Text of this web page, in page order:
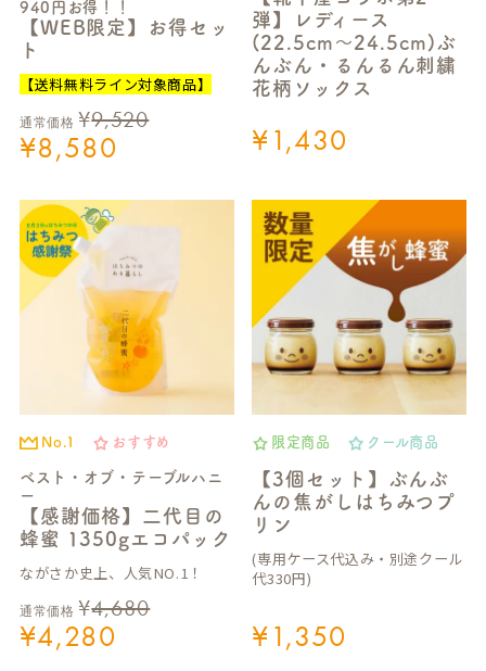
940円お得！！
【WEB限定】お得セッ
ト
【送料無料ライン対象商品】
通常価格 ¥9,520
¥8,580
弾】レディース
(22.5cm～24.5cm)ぶ
んぶん・るんるん刺繍
花柄ソックス
¥1,430
No.1 おすすめ
ベスト・オブ・テーブルハニ
ー
【感謝価格】二代目の
蜂蜜 1350gエコパック
ながさか史上、人気NO.1！
通常価格 ¥4,680
¥4,280
限定商品 クール商品
【3個セット】ぶんぶ
んの焦がしはちみつプ
リン
(専用ケース代込み・別途クール
代330円)
¥1,350